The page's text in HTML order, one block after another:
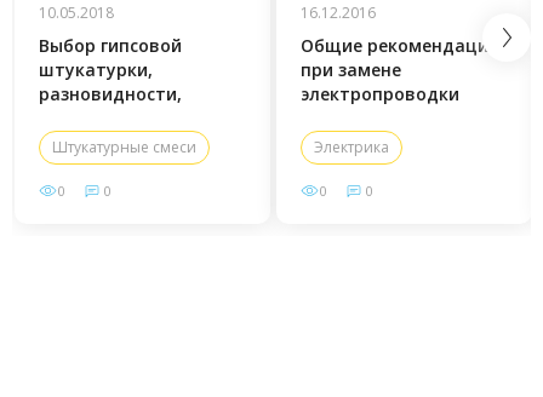
10.05.2018
Выбор гипсовой
штукатурки,
разновидности,
применения
Штукатурные смеси
0 0
16.12.2016
Общие рекомендации
при замене
электропроводки
Электрика
0 0